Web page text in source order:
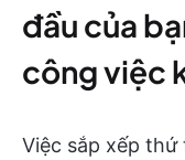
đầu của
công việc
Việc sắp xếp